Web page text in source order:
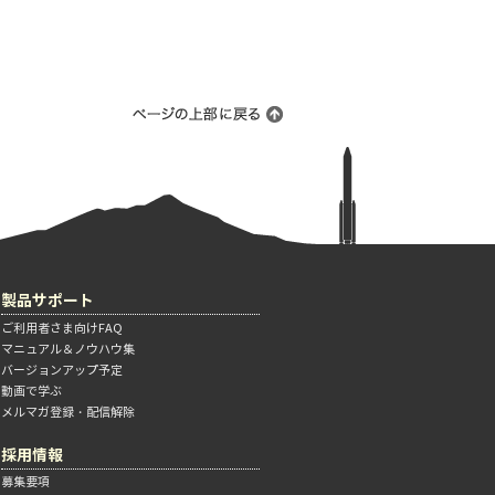
製品サポート
ご利用者さま向けFAQ
マニュアル＆ノウハウ集
バージョンアップ予定
動画で学ぶ
メルマガ登録・配信解除
採用情報
募集要項